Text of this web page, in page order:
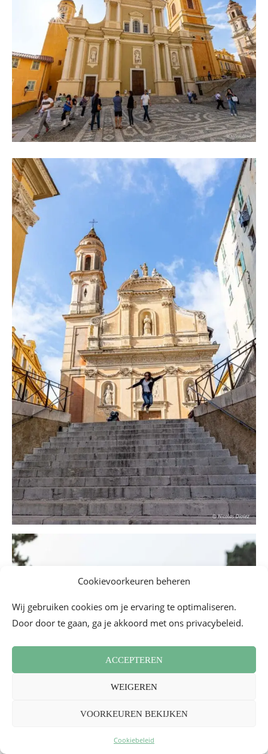
Cookievoorkeuren beheren
Wij gebruiken cookies om je ervaring te optimaliseren.
Door door te gaan, ga je akkoord met ons privacybeleid.
ACCEPTEREN
WEIGEREN
VOORKEUREN BEKIJKEN
Cookiebeleid